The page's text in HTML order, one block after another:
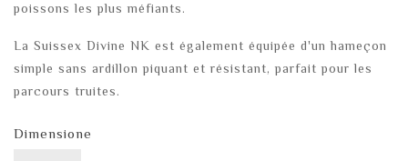
poissons les plus méfiants.
La Suissex Divine NK est également équipée d'un hameçon
simple sans ardillon piquant et résistant, parfait pour les
parcours truites.
Dimensione